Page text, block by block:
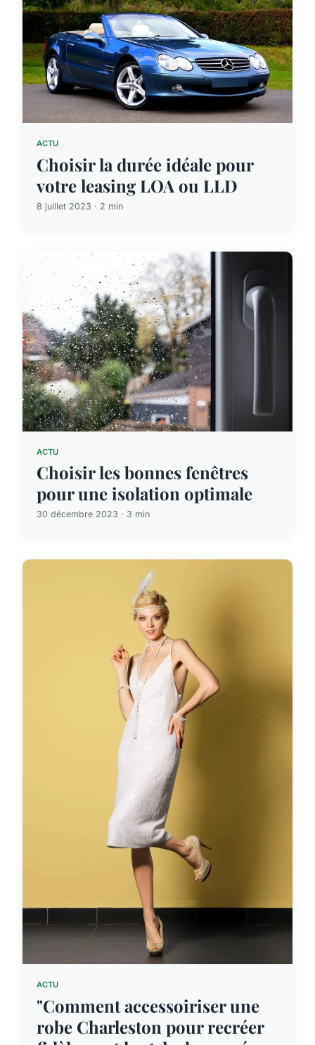
ACTU
Choisir la durée idéale pour
votre leasing LOA ou LLD
8 juillet 2023 · 2 min
ACTU
Choisir les bonnes fenêtres
pour une isolation optimale
30 décembre 2023 · 3 min
ACTU
"Comment accessoiriser une
robe Charleston pour recréer